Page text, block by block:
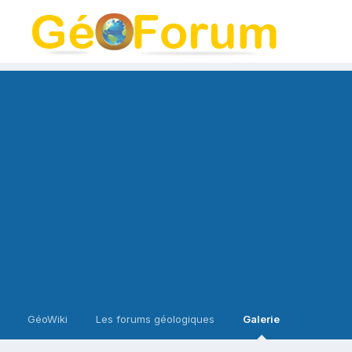
GéoWiki Les forums géologiques Galerie